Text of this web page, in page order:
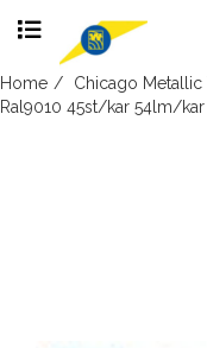
Skip
to
Home
Chicago Metallic
Ral9010 45st/kar 54lm/kar